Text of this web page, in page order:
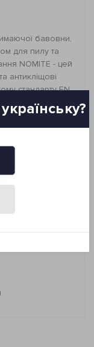
бавовни,
для пилу та
NOMITE - цей
антикліщові
стандарту EN
фіксувати
режимі